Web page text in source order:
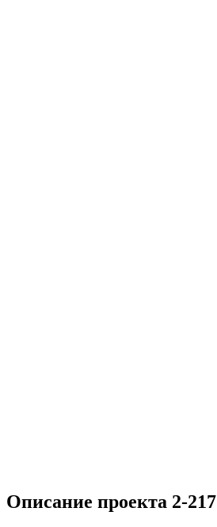
Описание проекта 2-217